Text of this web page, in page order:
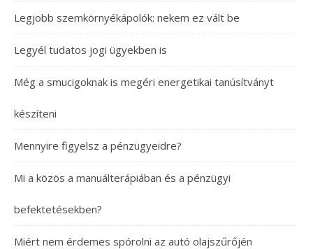
Legjobb szemkörnyékápolók: nekem ez vált be
Legyél tudatos jogi ügyekben is
Még a smucigoknak is megéri energetikai tanúsítványt
készíteni
Mennyire figyelsz a pénzügyeidre?
Mi a közös a manuálterápiában és a pénzügyi
befektetésekben?
Miért nem érdemes spórolni az autó olajszűrőjén